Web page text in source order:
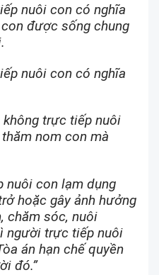
nuôi con có nghĩa
được sống chung
nuôi con có nghĩa
không trực tiếp nuôi
nom con mà
nuôi con lạm dụng
hoặc gây ảnh hưởng
chăm sóc, nuôi
người trực tiếp nuôi
án hạn chế quyền
đó.”